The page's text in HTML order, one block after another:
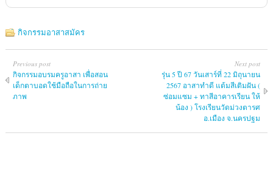
กิจกรรมอาสาสมัคร
Previous post
กิจกรรมอบรมครูอาสา เพื่อสอน
เด็กตาบอดใช้มือถือในการถ่าย
ภาพ
Next post
รุ่น 5 ปี 67 วันเสาร์ที่ 22 มิถุนายน
2567 อาสาทำดี แต้มสีเติมฝัน (
ซ่อมแซม + ทาสีอาคารเรียน ให้
น้อง ) โรงเรียนวัดม่วงตารศ
อ.เมือง จ.นครปฐม